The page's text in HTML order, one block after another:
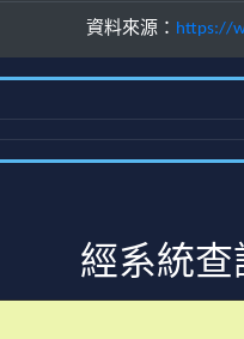
資料來源： https://
經系統查